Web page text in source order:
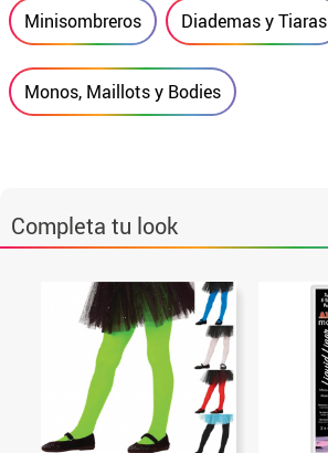
Minisombreros Diademas y Tiaras
Monos, Maillots y Bodies
Completa tu look